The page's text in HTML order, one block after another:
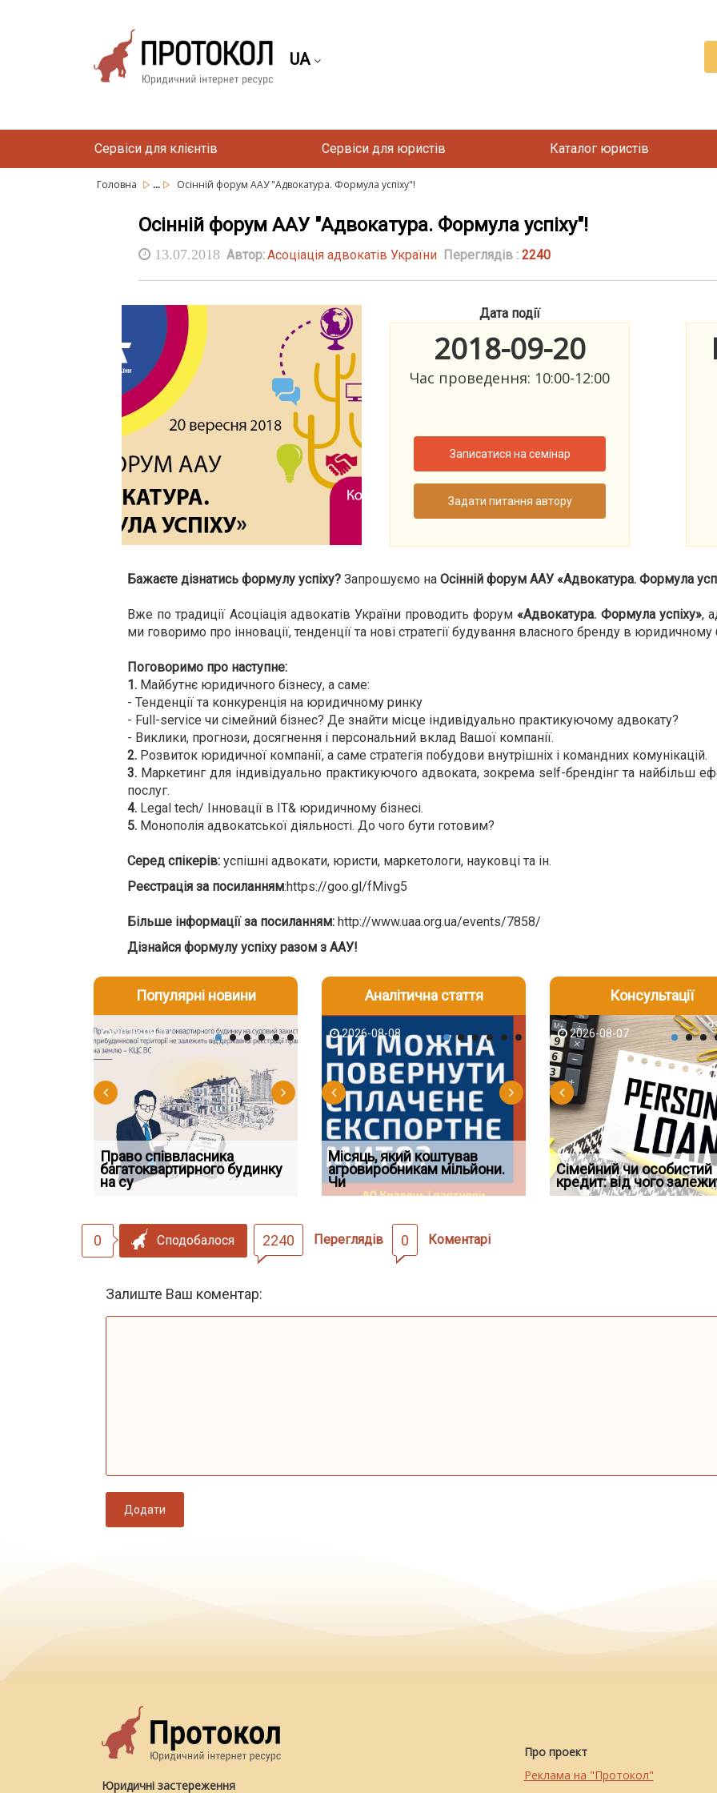
UA
Сервіси для клієнтів Сервіси для юристів Каталог юристів
Головна ... Осінній форум ААУ "Адвокатура. Формула успіху"!
Осінній форум ААУ "Адвокатура. Формула успіху"!
13.07.2018 Автор:Асоціація адвокатів України Переглядів : 2240
Дата події
2018-09-20
Час проведення: 10:00-12:00
Записатися на семінар
Задати питання автору
Бажаєте дізнатись формулу успіху? Запрошуємо на Осінній форум ААУ «Адвокатура. Формула
Вже по традиції Асоціація адвокатів України проводить форум«Адвокатура. Формула успіху»,
ми говоримо про інновації, тенденції та нові стратегії будування власного бренду в юридичному
Поговоримо про наступне:
1. Майбутнє юридичного бізнесу, а саме:
- Тенденції та конкуренція на юридичному ринку
- Full-service чи сімейний бізнес? Де знайти місце індивідуально практикуючому адвокату?
- Виклики, прогнози, досягнення і персональний вклад Вашої компанії.
2. Розвиток юридичної компанії, а саме стратегія побудови внутрішніх і командних комунікацій.
3. Маркетинг для індивідуально практикуючого адвоката, зокрема self-брендінг та найбільш
послуг.
4. Legal tech/ Інновації в IT& юридичному бізнесі.
5. Монополія адвокатської діяльності. До чого бути готовим?
Серед спікерів: успішні адвокати, юристи, маркетологи, науковці та ін.
Реєстрація за посиланням:https://goo.gl/fMivg5
Більше інформації за посиланням: http://www.uaa.org.ua/events/7858/
Дізнайся формулу успіху разом з ААУ!
Популярні новини
2026-08-07
Право співвласника
багатоквартирного будинку
на су
2026-08-06
Якщо суд встановив для
відшкодування шкоди
наявніс
2026-08-06
Документи, на яких не
проставляється апостиль:
пер
Аналітична стаття
2026-08-03
ФУНДАМЕНТАЛЬНА
ПРОБЛЕМА «СУДОВОЇ
ПРАКТИКИ», АБО ПР
2026-08-08
Місяць, який коштував
агровиробникам мільйони.
Чи
2026-08-07
Огляд практики ВС від
Ростислава Кравця, що
опублі
Консультації
2026-08-05
Чи потрібна ФОП печатка у
2026 році: правила засто
2026-08-07
Сімейний чи особистий
кредит: від чого
2026-07-30
Восьмий ААС
підтвердив, що
скас
0 Сподобалося 2240 Переглядів 0 Коментарі
Залиште Ваш коментар:
Додати
Юридичні застереження
Про проект
Реклама на "Протокол"